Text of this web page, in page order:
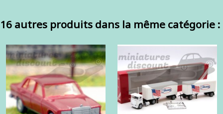
16 autres produits dans la même catégorie :